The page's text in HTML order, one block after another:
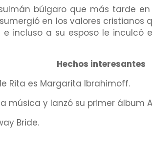
búlgaro que más tarde
en los valores cristianos
incluso a su esposo le inculcó
Hechos interesantes
Rita es Margarita Ibrahimoff.
y lanzó su primer álbum
Bride.